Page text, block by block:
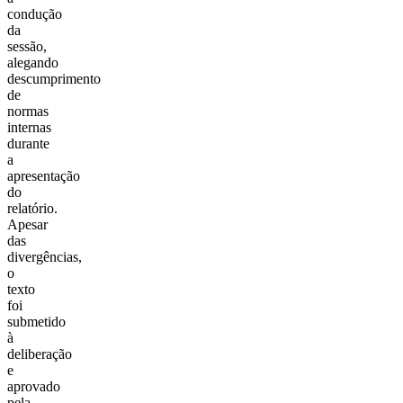
condução
da
sessão,
alegando
descumprimento
de
normas
internas
durante
a
apresentação
do
relatório.
Apesar
das
divergências,
o
texto
foi
submetido
à
deliberação
e
aprovado